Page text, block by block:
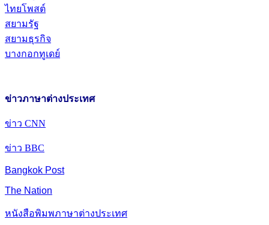
ไทยโพสต์
สยามรัฐ
สยามธุรกิจ
บางกอกทูเดย์
ข่าวภาษาต่างประเทศ
ข่าว CNN
ข่าว BBC
Bangkok Post
The Nation
หนังสือพิมพภาษาต่างประเทศ